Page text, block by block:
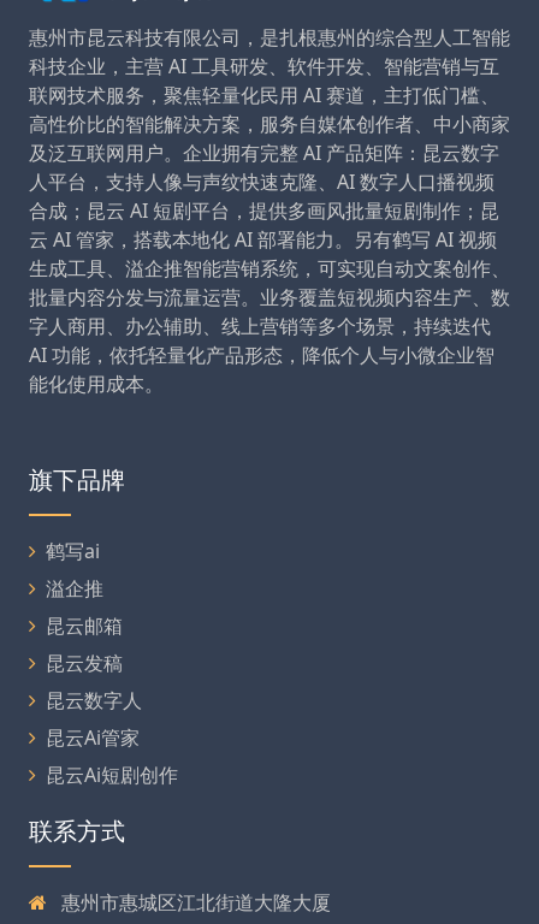
惠州市昆云科技有限公司，是扎根惠州的综合型人工智能
科技企业，主营 AI 工具研发、软件开发、智能营销与互
联网技术服务，聚焦轻量化民用 AI 赛道，主打低门槛、
高性价比的智能解决方案，服务自媒体创作者、中小商家
及泛互联网用户。企业拥有完整 AI 产品矩阵：昆云数字
人平台，支持人像与声纹快速克隆、AI 数字人口播视频
合成；昆云 AI 短剧平台，提供多画风批量短剧制作；昆
云 AI 管家，搭载本地化 AI 部署能力。另有鹤写 AI 视频
生成工具、溢企推智能营销系统，可实现自动文案创作、
批量内容分发与流量运营。业务覆盖短视频内容生产、数
字人商用、办公辅助、线上营销等多个场景，持续迭代
AI 功能，依托轻量化产品形态，降低个人与小微企业智
能化使用成本。
旗下品牌
鹤写ai
溢企推
昆云邮箱
昆云发稿
昆云数字人
昆云Ai管家
昆云Ai短剧创作
联系方式
惠州市惠城区江北街道大隆大厦